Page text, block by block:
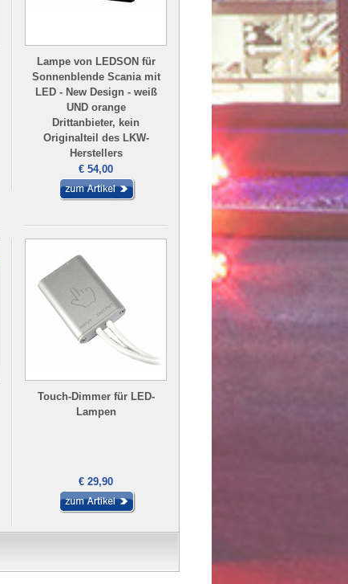
Lampe von LEDSON für
Sonnenblende Scania mit
LED - New Design - weiß
UND orange
Drittanbieter, kein
Originalteil des LKW-
Herstellers
€ 54,00
Touch-Dimmer für LED-
Lampen
€ 29,90